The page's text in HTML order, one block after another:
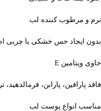
نرم و مرطوب کننده لب
بدون ایجاد حس خشکی یا چربی
حاوی ویتامین E
فاقد پارافین، پارابن،
مناسب انواع پوست لب